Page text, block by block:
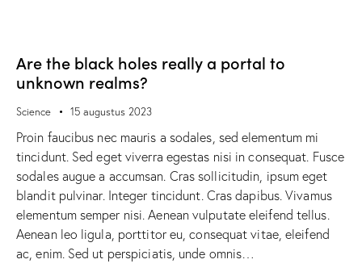
Are the black holes really a portal to
unknown realms?
Science 15 augustus 2023
Proin faucibus nec mauris a sodales, sed elementum mi
tincidunt. Sed eget viverra egestas nisi in consequat. Fusce
sodales augue a accumsan. Cras sollicitudin, ipsum eget
blandit pulvinar. Integer tincidunt. Cras dapibus. Vivamus
elementum semper nisi. Aenean vulputate eleifend tellus.
Aenean leo ligula, porttitor eu, consequat vitae, eleifend
ac, enim. Sed ut perspiciatis, unde omnis…